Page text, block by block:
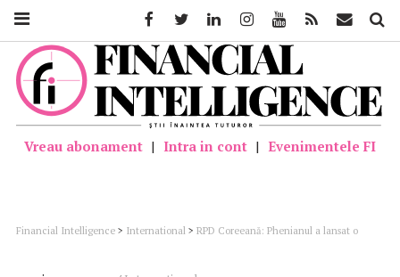
Vreau abonament | Intra in cont | Evenimentele FI
Financial Intelligence > International > RPD Coreeană: Phenianul a lansat o
FacebookTwitter LinkedinInstagramYoutube Feed Mail